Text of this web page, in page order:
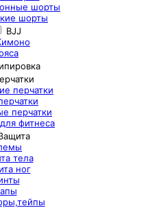
шорты
шорты
BJJ
перчатки
перчатки
фитнеса
тела
ног